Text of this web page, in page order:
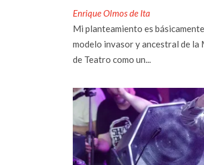
Enrique Olmos de Ita
Mi planteamiento es
modelo invasor y ancestral de la
de Teatro como un...